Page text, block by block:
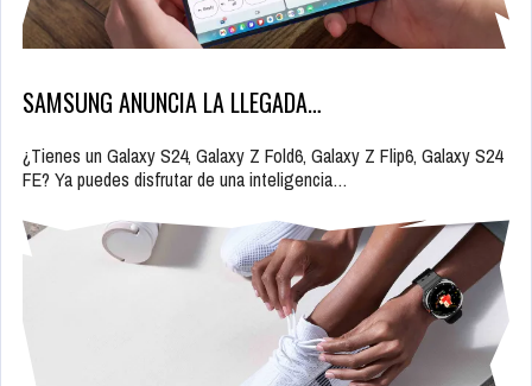
SAMSUNG ANUNCIA LA LLEGADA…
¿Tienes un Galaxy S24, Galaxy Z Fold6, Galaxy Z Flip6, Galaxy S24
FE? Ya puedes disfrutar de una inteligencia…